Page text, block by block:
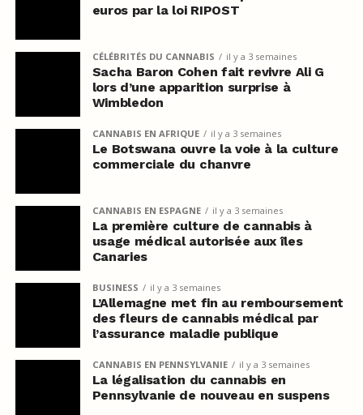
euros par la loi RIPOST
CÉLÉBRITÉS DU CANNABIS il y a 3 semaines
Sacha Baron Cohen fait revivre Ali G
lors d’une apparition surprise à
Wimbledon
CANNABIS EN AFRIQUE il y a 3 semaines
Le Botswana ouvre la voie à la culture
commerciale du chanvre
CANNABIS EN ESPAGNE il y a 3 semaines
La première culture de cannabis à
usage médical autorisée aux îles
Canaries
BUSINESS il y a 3 semaines
L’Allemagne met fin au remboursement
des fleurs de cannabis médical par
l’assurance maladie publique
CANNABIS EN PENNSYLVANIE il y a 3 semaines
La légalisation du cannabis en
Pennsylvanie de nouveau en suspens